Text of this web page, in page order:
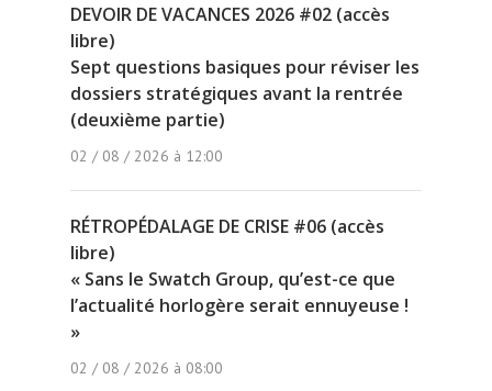
DEVOIR DE VACANCES 2026 #02 (accès
libre)
Sept questions basiques pour réviser les
dossiers stratégiques avant la rentrée
(deuxième partie)
02 / 08 / 2026 à 12:00
RÉTROPÉDALAGE DE CRISE #06 (accès
libre)
« Sans le Swatch Group, qu’est-ce que
l’actualité horlogère serait ennuyeuse !
»
02 / 08 / 2026 à 08:00